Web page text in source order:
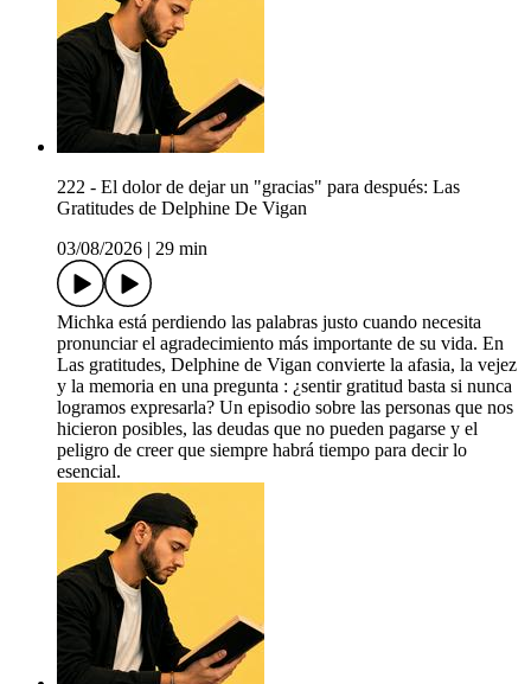
222 - El dolor de dejar un "gracias" para después: Las
Gratitudes de Delphine De Vigan
03/08/2026
29 min
Michka está perdiendo las palabras justo cuando necesita
pronunciar el agradecimiento más importante de su vida. En
Las gratitudes, Delphine de Vigan convierte la afasia, la vejez
y la memoria en una pregunta : ¿sentir gratitud basta si nunca
logramos expresarla? Un episodio sobre las personas que nos
hicieron posibles, las deudas que no pueden pagarse y el
peligro de creer que siempre habrá tiempo para decir lo
esencial.